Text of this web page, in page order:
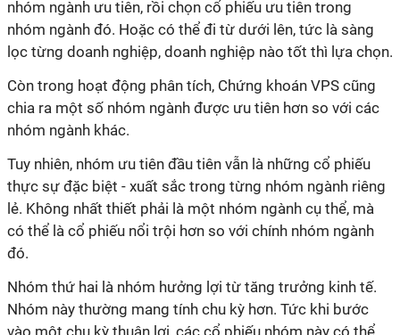
nhóm ngành ưu tiên, rồi chọn cổ phiếu ưu tiên trong
nhóm ngành đó. Hoặc có thể đi từ dưới lên, tức là sàng
lọc từng doanh nghiệp, doanh nghiệp nào tốt thì lựa chọn.
Còn trong hoạt động phân tích, Chứng khoán VPS cũng
chia ra một số nhóm ngành được ưu tiên hơn so với các
nhóm ngành khác.
Tuy nhiên, nhóm ưu tiên đầu tiên vẫn là những cổ phiếu
thực sự đặc biệt - xuất sắc trong từng nhóm ngành riêng
lẻ. Không nhất thiết phải là một nhóm ngành cụ thể, mà
có thể là cổ phiếu nổi trội hơn so với chính nhóm ngành
đó.
Nhóm thứ hai là nhóm hưởng lợi từ tăng trưởng kinh tế.
Nhóm này thường mang tính chu kỳ hơn. Tức khi bước
vào một chu kỳ thuận lợi, các cổ phiếu nhóm này có thể